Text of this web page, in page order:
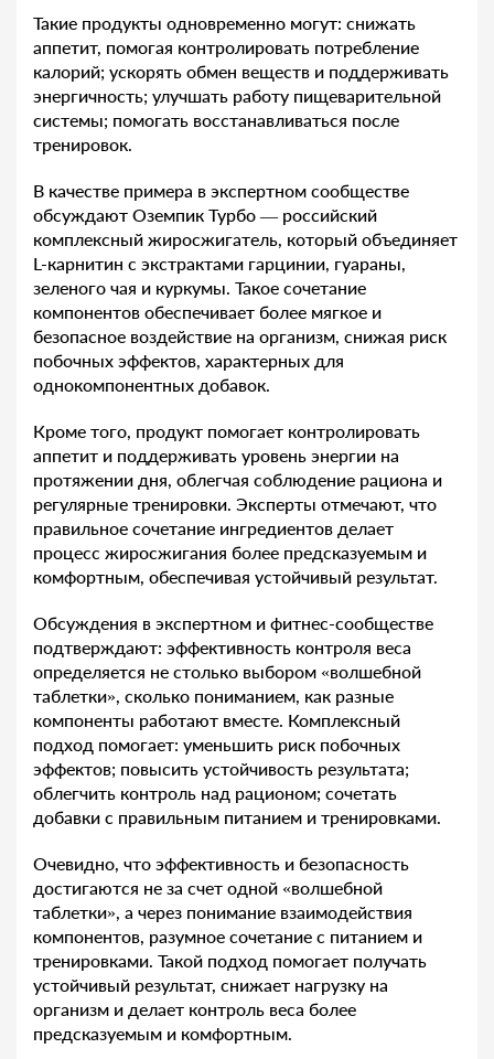
Такие продукты одновременно могут: снижать
аппетит, помогая контролировать потребление
калорий; ускорять обмен веществ и поддерживать
энергичность; улучшать работу пищеварительной
системы; помогать восстанавливаться после
тренировок.
В качестве примера в экспертном сообществе
обсуждают Оземпик Турбо — российский
комплексный жиросжигатель, который объединяет
L-карнитин с экстрактами гарцинии, гуараны,
зеленого чая и куркумы. Такое сочетание
компонентов обеспечивает более мягкое и
безопасное воздействие на организм, снижая риск
побочных эффектов, характерных для
однокомпонентных добавок.
Кроме того, продукт помогает контролировать
аппетит и поддерживать уровень энергии на
протяжении дня, облегчая соблюдение рациона и
регулярные тренировки. Эксперты отмечают, что
правильное сочетание ингредиентов делает
процесс жиросжигания более предсказуемым и
комфортным, обеспечивая устойчивый результат.
Обсуждения в экспертном и фитнес-сообществе
подтверждают: эффективность контроля веса
определяется не столько выбором «волшебной
таблетки», сколько пониманием, как разные
компоненты работают вместе. Комплексный
подход помогает: уменьшить риск побочных
эффектов; повысить устойчивость результата;
облегчить контроль над рационом; сочетать
добавки с правильным питанием и тренировками.
Очевидно, что эффективность и безопасность
достигаются не за счет одной «волшебной
таблетки», а через понимание взаимодействия
компонентов, разумное сочетание с питанием и
тренировками. Такой подход помогает получать
устойчивый результат, снижает нагрузку на
организм и делает контроль веса более
предсказуемым и комфортным.